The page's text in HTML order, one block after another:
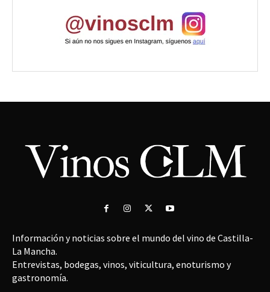
Información y noticias sobre el mundo del vino de Castilla-
La Mancha.
Entrevistas, bodegas, vinos, viticultura, enoturismo y
gastronomía.